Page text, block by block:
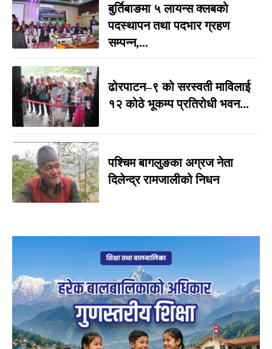
बुर्तिबाङमा ५ लायन्स क्लबको
पदस्थापन तथा पदभार ग्रहण
सम्पन्न,...
ढोरपाटन–९ को सरस्वती माविलाई
१२ कोठे भूकम्प प्रतिरोधी भवन...
पश्चिम बागलुङका अग्रज नेता
दिलेन्द्र रामजालीको निधन